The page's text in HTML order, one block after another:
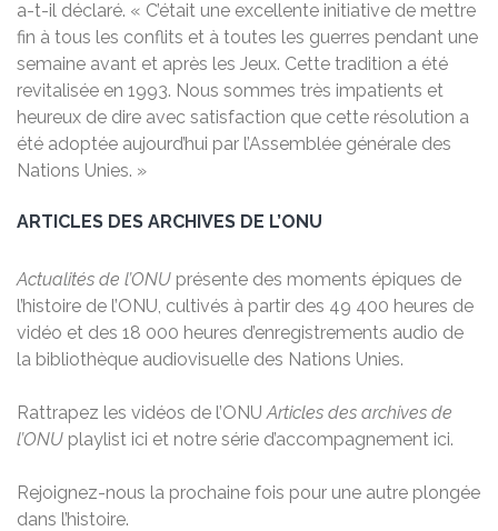
a-t-il déclaré. « C’était une excellente initiative de mettre
fin à tous les conflits et à toutes les guerres pendant une
semaine avant et après les Jeux. Cette tradition a été
revitalisée en 1993. Nous sommes très impatients et
heureux de dire avec satisfaction que cette résolution a
été adoptée aujourd’hui par l’Assemblée générale des
Nations Unies. »
ARTICLES DES ARCHIVES DE L’ONU
Actualités de l’ONU présente des moments épiques de
l’histoire de l’ONU, cultivés à partir des 49 400 heures de
vidéo et des 18 000 heures d’enregistrements audio de
la bibliothèque audiovisuelle des Nations Unies.
Rattrapez les vidéos de l’ONU Articles des archives de
l’ONU playlist ici et notre série d’accompagnement ici.
Rejoignez-nous la prochaine fois pour une autre plongée
dans l’histoire.